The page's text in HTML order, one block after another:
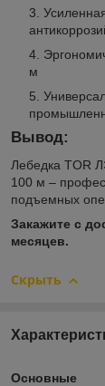
м
Вывод:
Лебедка TOR
100 м –
подъемных
Закажите с
месяцев.
Скрыть
Основные